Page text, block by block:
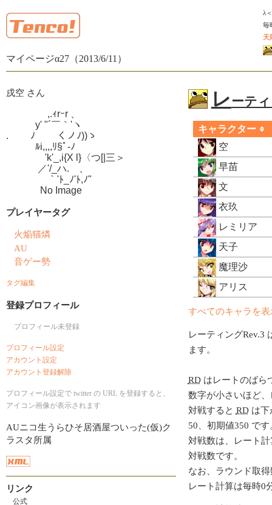
マイページα27（2013/6/11）
λ
毎
天
レ ーテ
キャラクター
空
早苗
文
衣玖
レミリア
天子
魔理沙
アリス
すべてのキャラを表
レーティングRev.3
ます。
RDはレートのばら
数字が小さいほど
対戦すると RDは下
50、初期値350 です
対戦数は、レート
対戦数です。
なお、ラウンド取
レート計算は毎時0
戌空 さん
,.ｨrｰr 、
y' "´￣｀'ヽ
.　　 ﾉ　　 くノﾉ))ゝ
ﾙi,,,,ﾘ§ﾟ-ﾉ
'k'_,i{X l}〈つ[|三＞
／'/_ハ.ゝ、
｀'ﾄ_ﾉ'ﾄ,ﾉ"
No Image
プレイヤータグ
火焔猫燐
AU
音ゲー勢
タグ編集
登録プロフィール
プロフィール未登録
プロフィール設定
アカウント設定
アカウント登録解除
プロフィール設定で twitter の URL を登録すると、
アイコン画像が表示されます
AUニコ生うらひそ居酒屋ついった(仮)ク
ラスタ所属
リンク
公式